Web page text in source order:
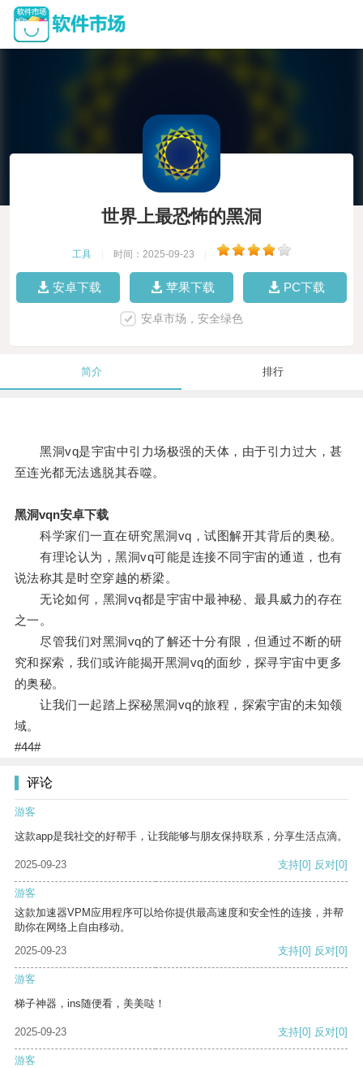
世界上最恐怖的黑洞
工具 时间：2025-09-23
安卓下载 苹果下载 PC下载
安卓市场，安全绿色
简介 排行
黑洞vq是宇宙中引力场极强的天体，由于引力过大，甚
至连光都无法逃脱其吞噬。
黑洞vqn安卓下载
科学家们一直在研究黑洞vq，试图解开其背后的奥秘。
有理论认为，黑洞vq可能是连接不同宇宙的通道，也有
说法称其是时空穿越的桥梁。
无论如何，黑洞vq都是宇宙中最神秘、最具威力的存在
之一。
尽管我们对黑洞vq的了解还十分有限，但通过不断的研
究和探索，我们或许能揭开黑洞vq的面纱，探寻宇宙中更多
的奥秘。
让我们一起踏上探秘黑洞vq的旅程，探索宇宙的未知领
域。
#44#
评论
游客
这款app是我社交的好帮手，让我能够与朋友保持联系，分享生活点滴。
2025-09-23 支持[0] 反对[0]
游客
这款加速器VPM应用程序可以给你提供最高速度和安全性的连接，并帮
助你在网络上自由移动。
2025-09-23
支持[0] 反对[0]
游客
梯子神器，ins随便看，美美哒！
2025-09-23 支持[0] 反对[0]
游客